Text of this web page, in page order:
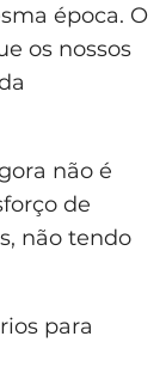
época. O
os nossos
não é
de
não tendo
para